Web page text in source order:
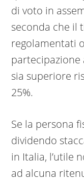
di voto in
seconda che il
regolamentati
sia superiore
25%.
Se la persona
dividendo
in Italia, l’utile
ad alcuna